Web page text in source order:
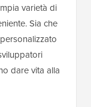
varietà di
Sia che
dare vita alla